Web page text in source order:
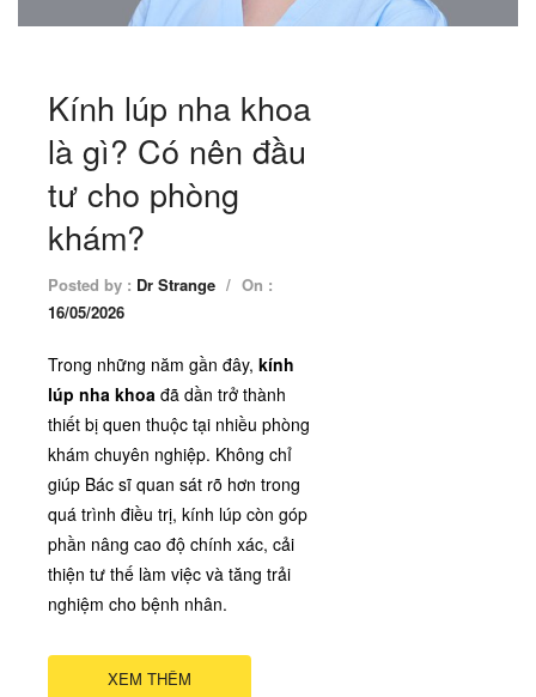
Kính lúp nha khoa
là gì? Có nên đầu
tư cho phòng
khám?
Posted by : Dr Strange / On :
16/05/2026
Trong những năm gần đây, kính
lúp nha khoa đã dần trở thành
thiết bị quen thuộc tại nhiều phòng
khám chuyên nghiệp. Không chỉ
giúp Bác sĩ quan sát rõ hơn trong
quá trình điều trị, kính lúp còn góp
phần nâng cao độ chính xác, cải
thiện tư thế làm việc và tăng trải
nghiệm cho bệnh nhân.
XEM THÊM